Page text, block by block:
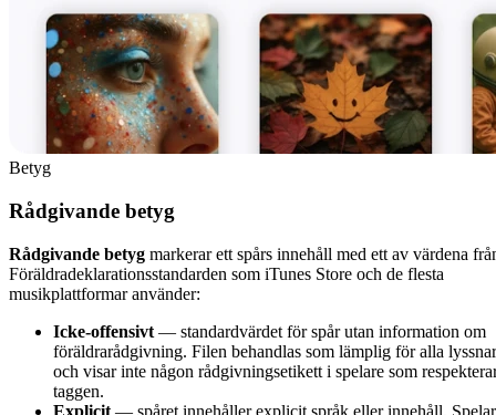
Betyg
Rådgivande betyg
Rådgivande betyg markerar ett spårs innehåll med ett av värdena
Föräldradeklarationsstandarden som iTunes Store och de flesta
musikplattformar använder:
Icke-offensivt — standardvärdet för spår utan information om
föräldrarådgivning. Filen behandlas som lämplig för alla
och visar inte någon rådgivningsetikett i spelare som
taggen.
Explicit — spåret innehåller explicit språk eller innehåll.